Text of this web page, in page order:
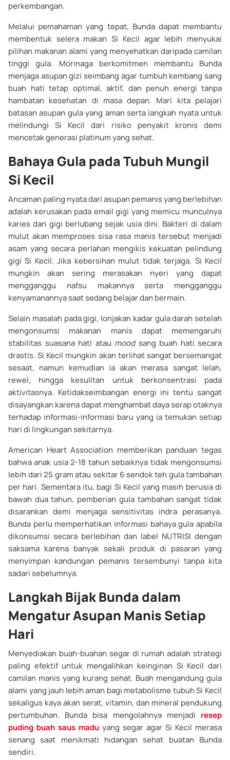
perkembangan.
Melalui pemahaman yang tepat, Bunda dapat membantu
membentuk selera makan Si Kecil agar lebih menyukai
pilihan makanan alami yang menyehatkan daripada camilan
tinggi gula. Morinaga berkomitmen membantu Bunda
menjaga asupan gizi seimbang agar tumbuh kembang sang
buah hati tetap optimal, aktif, dan penuh energi tanpa
hambatan kesehatan di masa depan. Mari kita pelajari
batasan asupan gula yang aman serta langkah nyata untuk
melindungi Si Kecil dari risiko penyakit kronis demi
mencetak generasi platinum yang sehat.
Bahaya Gula pada Tubuh Mungil
Si Kecil
Ancaman paling nyata dari asupan pemanis yang berlebihan
adalah kerusakan pada email gigi yang memicu munculnya
karies dan gigi berlubang sejak usia dini. Bakteri di dalam
mulut akan memproses sisa rasa manis tersebut menjadi
asam yang secara perlahan mengikis kekuatan pelindung
gigi Si Kecil. Jika kebersihan mulut tidak terjaga, Si Kecil
mungkin akan sering merasakan nyeri yang dapat
mengganggu nafsu makannya serta mengganggu
kenyamanannya saat sedang belajar dan bermain.
Selain masalah pada gigi, lonjakan kadar gula darah setelah
mengonsumsi makanan manis dapat memengaruhi
stabilitas suasana hati atau moodsang buah hati secara
drastis. Si Kecil mungkin akan terlihat sangat bersemangat
sesaat, namun kemudian ia akan merasa sangat lelah,
rewel, hingga kesulitan untuk berkonsentrasi pada
aktivitasnya. Ketidakseimbangan energi ini tentu sangat
disayangkan karena dapat menghambat daya serap otaknya
terhadap informasi-informasi baru yang ia temukan setiap
hari di lingkungan sekitarnya.
American Heart Association memberikan panduan tegas
bahwa anak usia 2-18 tahun sebaiknya tidak mengonsumsi
lebih dari 25 gram atau sekitar 6 sendok teh gula tambahan
per hari. Sementara itu, bagi Si Kecil yang masih berusia di
bawah dua tahun, pemberian gula tambahan sangat tidak
disarankan demi menjaga sensitivitas indra perasanya.
Bunda perlu memperhatikan informasi bahaya gula apabila
dikonsumsi secara berlebihan dan label NUTRISI dengan
saksama karena banyak sekali produk di pasaran yang
menyimpan kandungan pemanis tersembunyi tanpa kita
sadari sebelumnya.
Langkah Bijak Bunda dalam
Mengatur Asupan Manis Setiap
Hari
Menyediakan buah-buahan segar di rumah adalah strategi
paling efektif untuk mengalihkan keinginan Si Kecil dari
camilan manis yang kurang sehat. Buah mengandung gula
alami yang jauh lebih aman bagi metabolisme tubuh Si Kecil
sekaligus kaya akan serat, vitamin, dan mineral pendukung
pertumbuhan. Bunda bisa mengolahnya menjadi resep
puding buah saus madu yang segar agar Si Kecil merasa
senang saat menikmati hidangan sehat buatan Bunda
sendiri.